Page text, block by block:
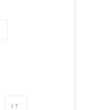
IT